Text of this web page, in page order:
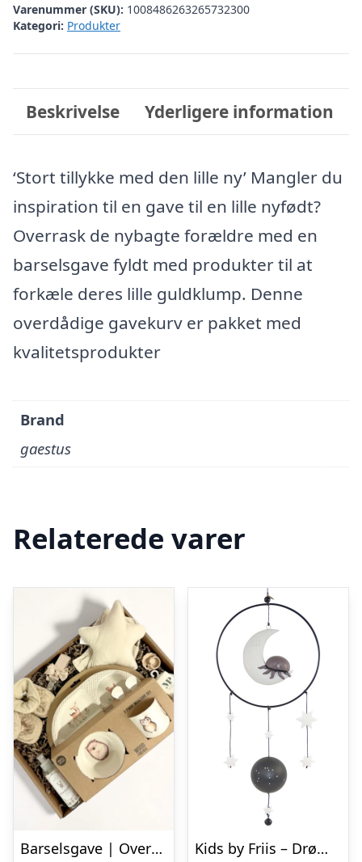
Varenummer (SKU): 1008486263265732300
Kategori: Produkter
Beskrivelse Yderligere information
‘Stort tillykke med den lille ny’ Mangler du
inspiration til en gave til en lille nyfødt?
Overrask de nybagte forældre med en
barselsgave fyldt med produkter til at
forkæle deres lille guldklump. Denne
overdådige gavekurv er pakket med
kvalitetsprodukter
Brand
gaestus
Relaterede varer
Barselsgave | Overdådig luksus-kurv i natur
Kids by Friis – Drømmefanger uro, vandmanden